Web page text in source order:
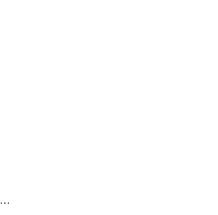
関西国際空港・大阪国際空港・神戸空港、2021「空